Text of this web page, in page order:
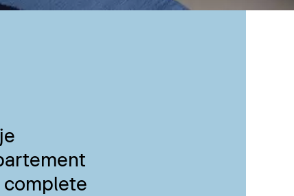
complete